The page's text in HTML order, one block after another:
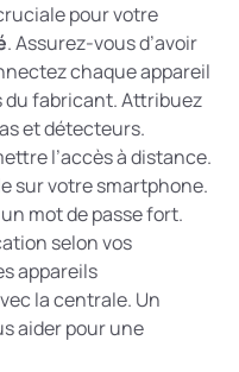
pour votre
. Assurez-vous d’avoir
chaque appareil
du fabricant. Attribuez
et détecteurs.
l’accès à distance.
sur votre smartphone.
mot de passe fort.
selon vos
appareils
la centrale. Un
aider pour une